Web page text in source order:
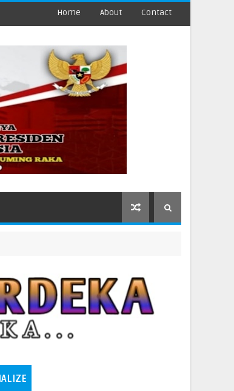
Home About Contact